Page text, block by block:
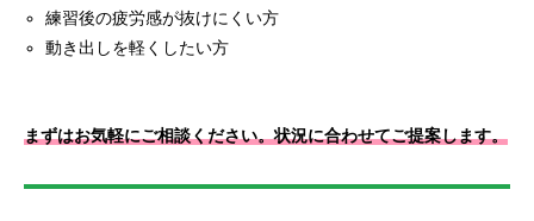
練習後の疲労感が抜けにくい方
動き出しを軽くしたい方
まずはお気軽にご相談ください。状況に合わせてご提案します。